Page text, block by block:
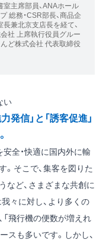
室主席部員、ANAホール
総務・CSR部長、商品企
兼北京支店長を経て、
社 上席執行役員グルー
ど株式会社 代表取締役
い
信」と「誘客促進」
全・快適に国内外に輸
そこで、集客を図りた
など、さまざまな共創に
々に対し、より多くの
飛行機の便数が増えれ
スも多いです。しかし、